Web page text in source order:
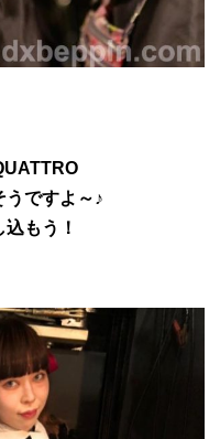
うですよ～♪
もう！